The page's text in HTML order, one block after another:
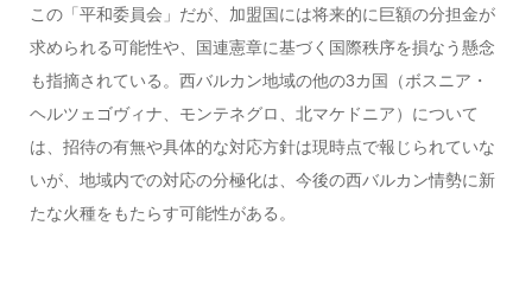
この「平和委員会」だが、加盟国には将来的に巨額の分担金が
求められる可能性や、国連憲章に基づく国際秩序を損なう懸念
も指摘されている。西バルカン地域の他の3カ国（ボスニア・
ヘルツェゴヴィナ、モンテネグロ、北マケドニア）について
は、招待の有無や具体的な対応方針は現時点で報じられていな
いが、地域内での対応の分極化は、今後の西バルカン情勢に新
たな火種をもたらす可能性がある。